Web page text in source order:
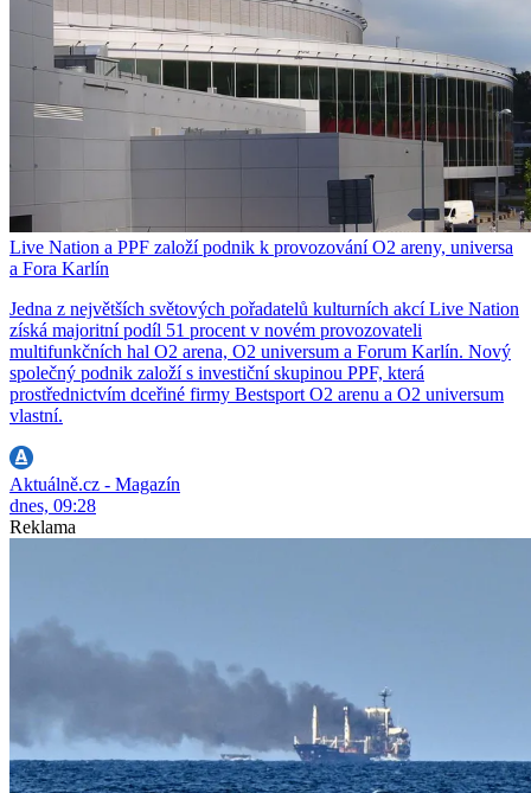
Live Nation a PPF založí podnik k provozování O2 areny, universa
a Fora Karlín
Jedna z největších světových pořadatelů kulturních akcí Live Nation
získá majoritní podíl 51 procent v novém provozovateli
multifunkčních hal O2 arena, O2 universum a Forum Karlín. Nový
společný podnik založí s investiční skupinou PPF, která
prostřednictvím dceřiné firmy Bestsport O2 arenu a O2 universum
vlastní.
Aktuálně.cz - Magazín
dnes, 09:28
Reklama